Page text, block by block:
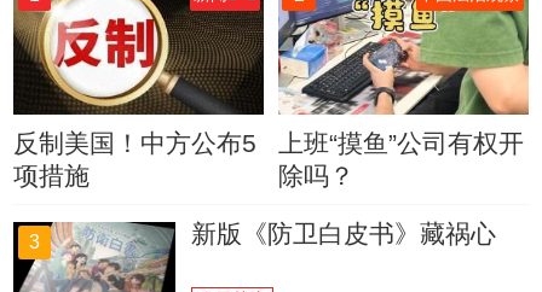
反制美国！中方公布5
项措施
上班“摸鱼”公司有权开
除吗？
3 新版《防卫白皮书》藏祸心